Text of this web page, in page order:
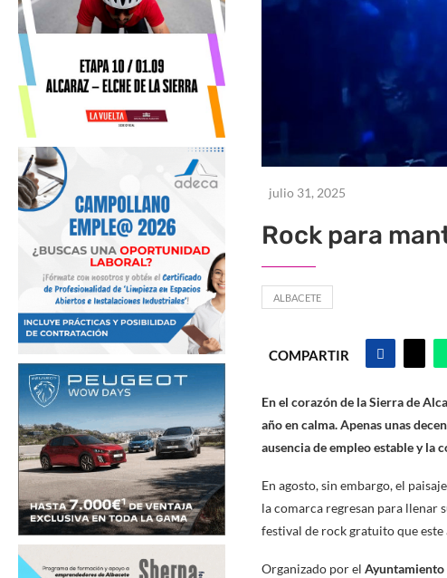
julio 31, 2025
Rock para
ALBACETE
COMPARTIR
En el corazón de la Sierra de
año en calma. Apenas unas
ausencia de empleo estable y la
En agosto, sin embargo, el
la comarca regresan para llenar
festival de rock gratuito que
Organizado por el Ayuntamiento